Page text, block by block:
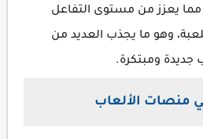
مما يعزز من مستوى التفاعل
وهو ما يجذب العديد من
جديدة ومبتكرة.
منصات الألعاب